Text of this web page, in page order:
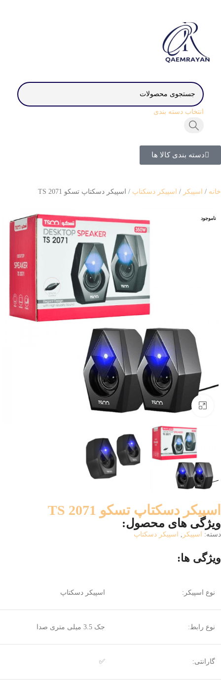
انتخاب دسته بندی
دسته بندی کالا ها
خانه اسپیکر اسپیکر دسکتاپ اسپیکر دسکتاپ تسکو TS 2071
ناموجود
ناموجود
بزرگنمایی تصویر
اسپیکر دسکتاپ تسکو TS 2071
ویژگی های محصول:
دسته: اسپیکر , اسپیکر دسکتاپ
ویژگی ها:
نوع اسپیکر: اسپیکر دسکتاپ
نوع رابط: جک 3.5 میلی متری صدا
گارانتی: ✅